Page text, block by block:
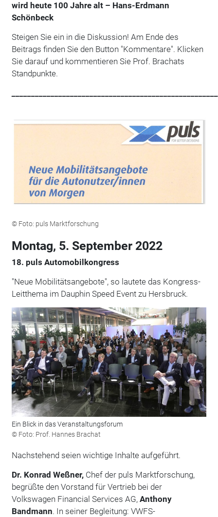
wird heute 100 Jahre alt – Hans-Erdmann
Schönbeck
Steigen Sie ein in die Diskussion! Am Ende des
Beitrags finden Sie den Button "Kommentare". Klicken
Sie darauf und kommentieren Sie Prof. Brachats
Standpunkte.
© Foto: puls Marktforschung
Montag, 5. September 2022
18. puls Automobilkongress
"Neue Mobilitätsangebote", so lautete das Kongress-
Leitthema im Dauphin Speed Event zu Hersbruck.
Ein Blick in das Veranstaltungsforum
© Foto: Prof. Hannes Brachat
Nachstehend seien wichtige Inhalte aufgeführt.
Dr. Konrad Weßner, Chef der puls Marktforschung,
begrüßte den Vorstand für Vertrieb bei der
Volkswagen Financial Services AG, Anthony
Bandmann. In seiner Begleitung: VWFS-